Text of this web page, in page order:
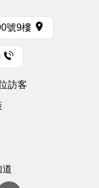
號9樓
訪客
道